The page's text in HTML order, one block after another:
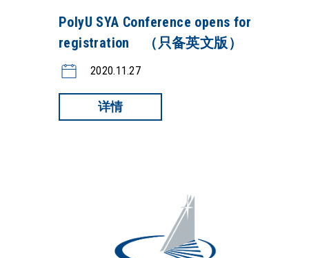
PolyU SYA Conference opens for
registration （只备英文版）
2020.11.27
详情